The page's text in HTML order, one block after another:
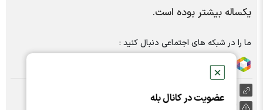
✕
عضویت در کانال بله
یکساله بیشتر بوده است.
ما را در شبکه های اجتماعی دنبال کنید :